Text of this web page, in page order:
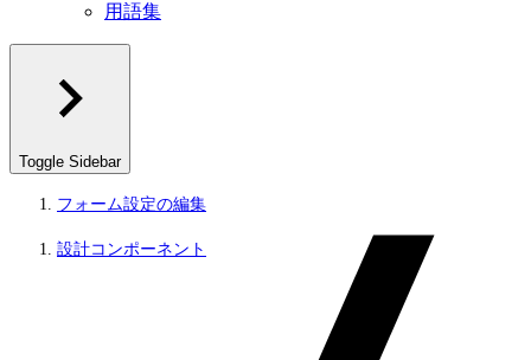
用語集
Toggle Sidebar
フォーム設定の編集
設計コンポーネント